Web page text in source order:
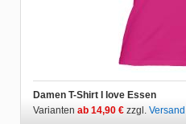
Damen T-Shirt I love Essen
Varianten ab 14,90 € zzgl. Versand